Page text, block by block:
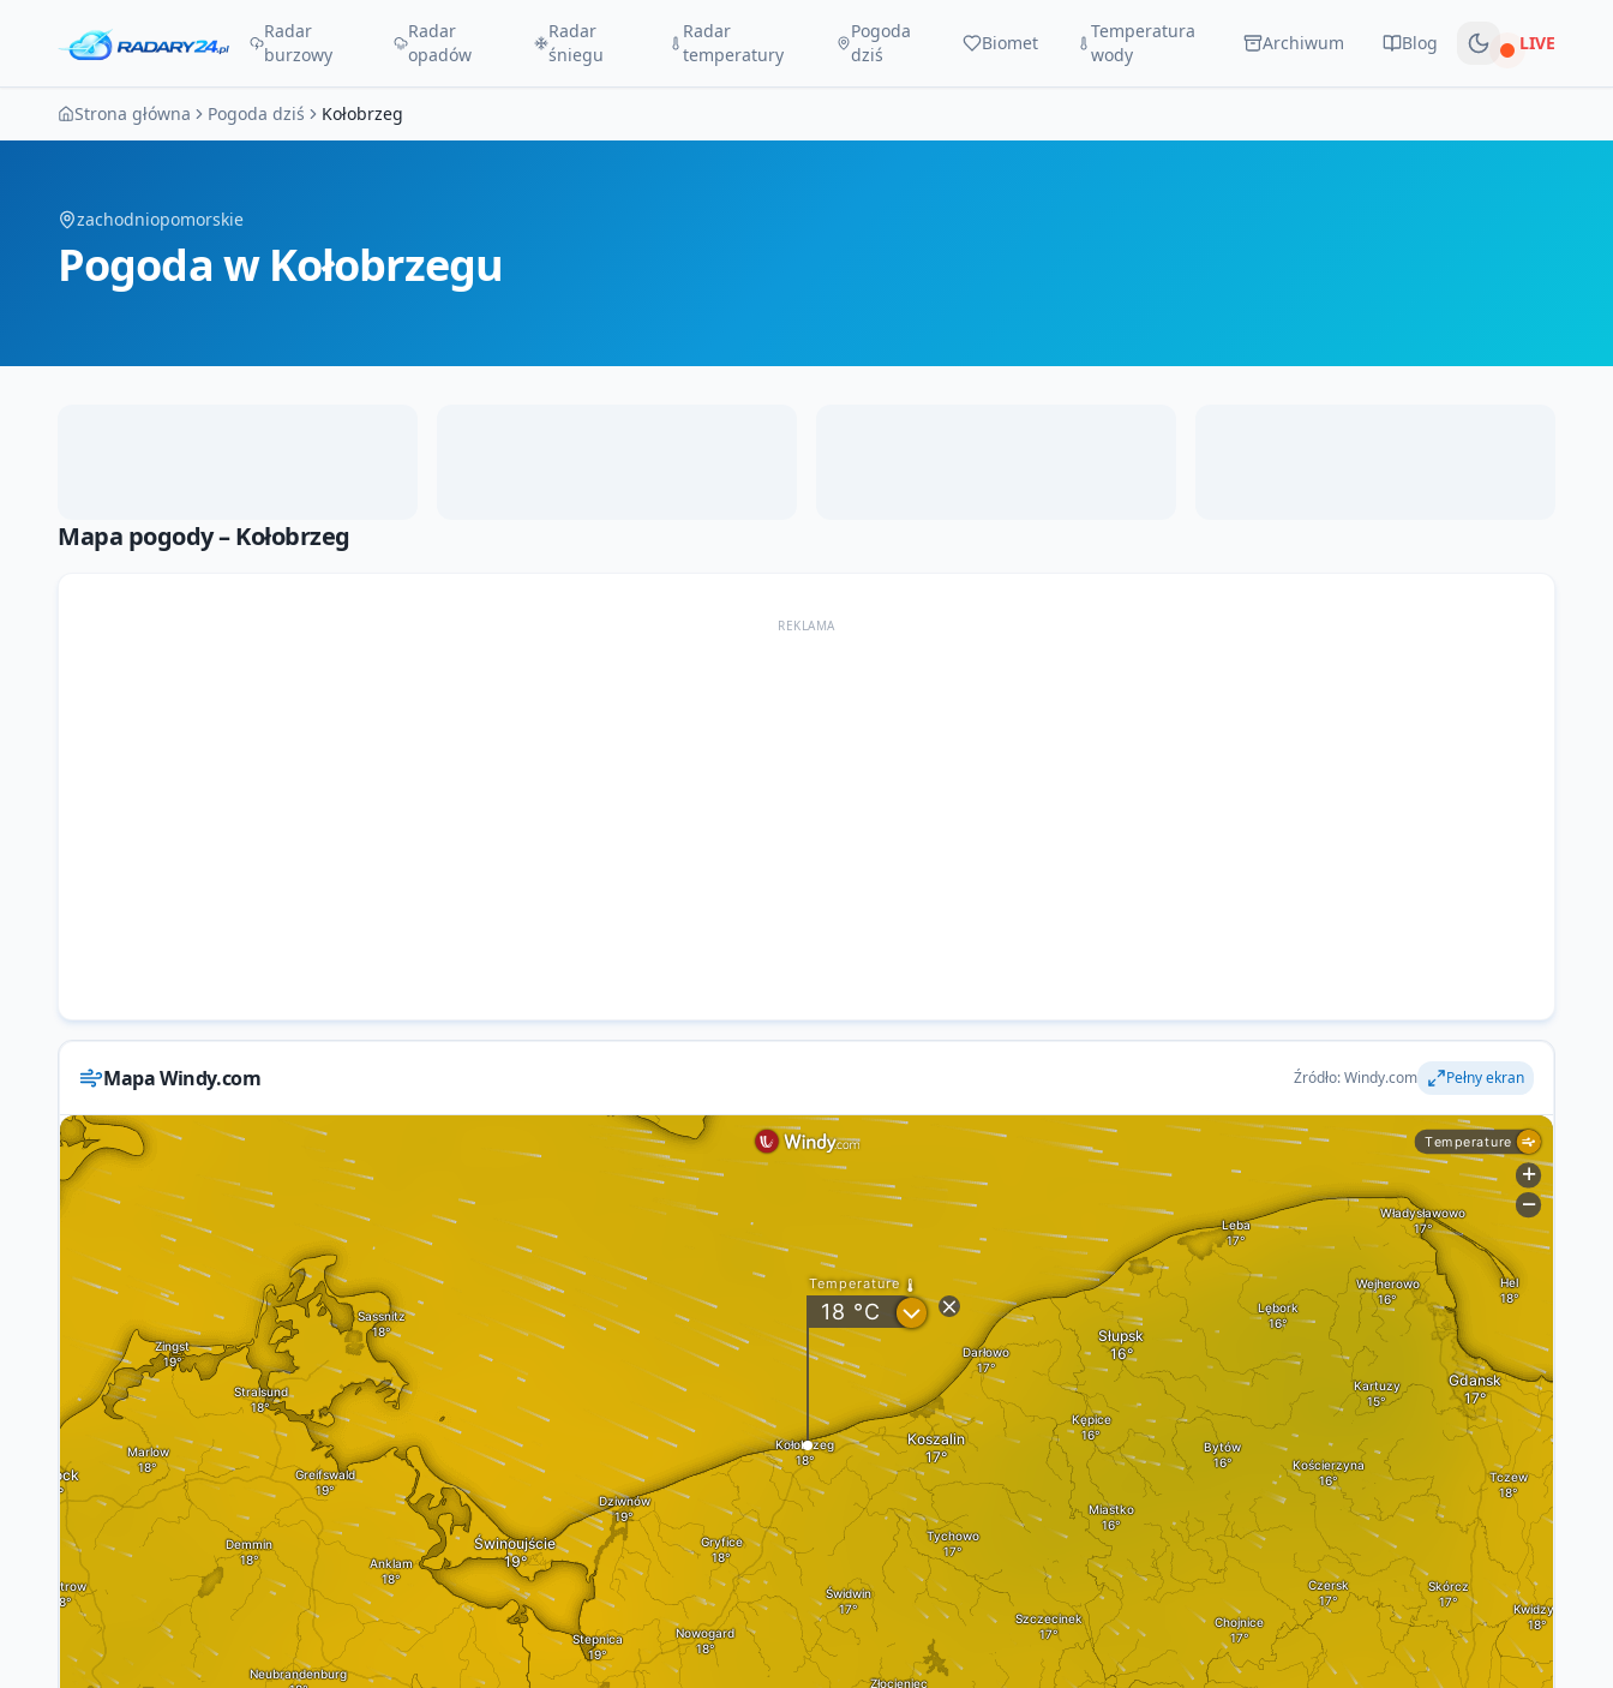
Radar
burzowy
Radar
opadów
Radar
śniegu
Radar
temperatury
Pogoda
dziś
Biomet
Temperatura
wody
Archiwum Blog Na żywo
LIVE
Strona główna Pogoda dziś Kołobrzeg
zachodniopomorskie
Pogoda w Kołobrzegu
Mapa pogody –Kołobrzeg
REKLAMA
Mapa Windy.com Źródło: Windy.com Pełny ekran